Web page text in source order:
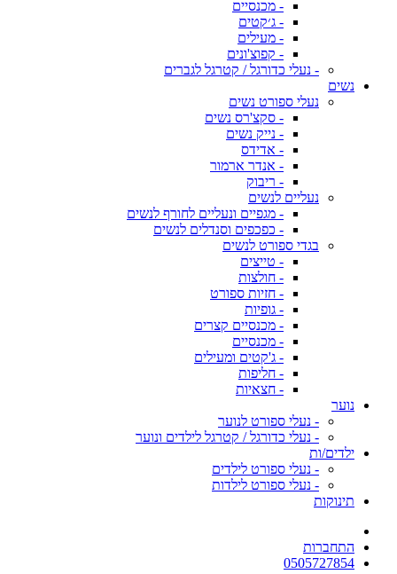
- מכנסיים
- ג׳קטים
- מעילים
- קפוצ'ונים
- נעלי כדורגל / קטרגל לגברים
נשים
נעלי ספורט נשים
- סקצ'רס נשים
- נייק נשים
- אדידס
- אנדר ארמור
- ריבוק
נעליים לנשים
- מגפיים ונעליים לחורף לנשים
- כפכפים וסנדלים לנשים
בגדי ספורט לנשים
- טייצים
- חולצות
- חזיות ספורט
- גופיות
- מכנסיים קצרים
- מכנסיים
- ג'קטים ומעילים
- חליפות
- חצאיות
נוער
- נעלי ספורט לנוער
- נעלי כדורגל / קטרגל לילדים ונוער
ילדים/ות
- נעלי ספורט לילדים
- נעלי ספורט לילדות
תינוקות
התחברות
0505727854